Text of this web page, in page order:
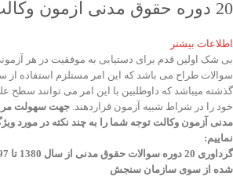
20 دوره حقوق مدنی آزمون وکالت – تجارت
اطلاعات بیشتر
بی شک اولین قدم برای دستیابی به موفقیت در هر
سوالات طراح می باشد که این امر مستلزم استفاده از
گذشته میباشد که داوطلبین با این امر می توانند سطح
خود را در شراط شبیه آزمون قراردهند.
مدنی آزمون وکالت توجه شما را به چند نکته در مورد
نماییم:
شده از سوی سازمان سنجش